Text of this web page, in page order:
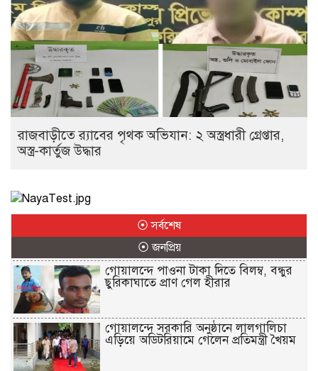
রাজবাড়ীতে র‌্যাবের পৃথক অভিযান: ২ অস্ত্রধারী গ্রেপ্তার,
অস্ত্র-কার্তুজ উদ্ধার
⦿ সর্বশেষ
⦿ জনপ্রিয়
গোয়ালন্দে পাওনা টাকা দিতে বিলম্ব, বন্ধুর
ছুরিকাঘাতে প্রাণ গেল হীরার
গোয়ালন্দে সরকারি অনুষ্ঠানে লালগালিচা
এড়িয়ে অডিটরিয়ামে গেলেন প্রতিমন্ত্রী খৈয়ম